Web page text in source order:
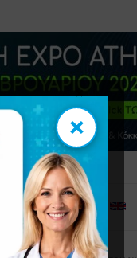
Επικοινωνία
×
×